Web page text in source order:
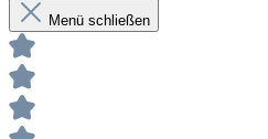
Menü schließen